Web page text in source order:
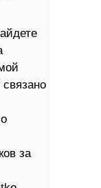
за